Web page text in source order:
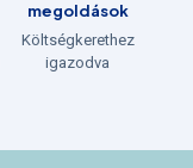
megoldások
Költségkerethez
igazodva